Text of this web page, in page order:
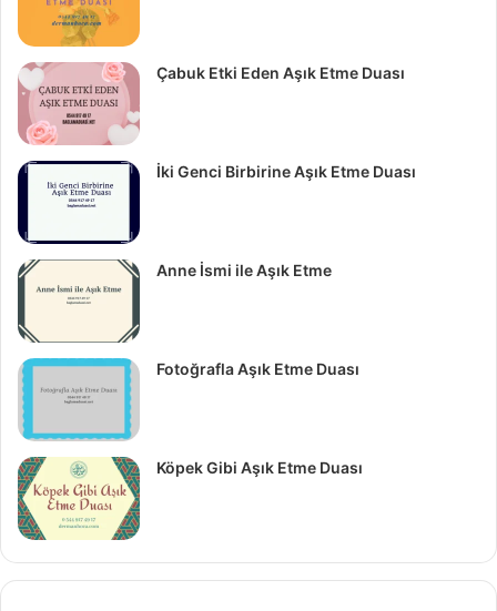
Çabuk Etki Eden Aşık Etme Duası
İki Genci Birbirine Aşık Etme Duası
Anne İsmi ile Aşık Etme
Fotoğrafla Aşık Etme Duası
Köpek Gibi Aşık Etme Duası